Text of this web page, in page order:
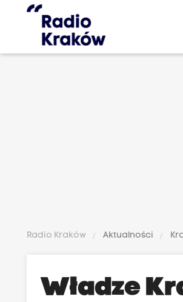
Radio Kraków Aktualności
Władze